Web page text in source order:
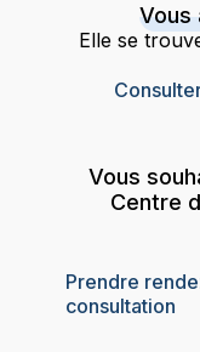
Vous
Elle se
Vous
Centre
Prendre
consultation